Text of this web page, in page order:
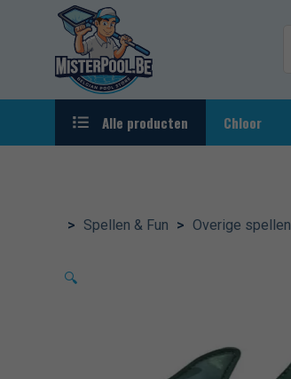
Alle producten
Behandelingsproducten
Rondom het zwembad
Chloor
> Spellen & Fun > Overige spellen
🔍